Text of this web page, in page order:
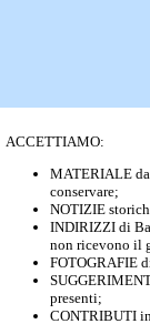
ACCETTIAMO:
MATERIALE
conservare;
NOTIZIE
INDIRIZZI di
non ricevono il
FOTOGRAFIE
presenti;
CONTRIBUTI